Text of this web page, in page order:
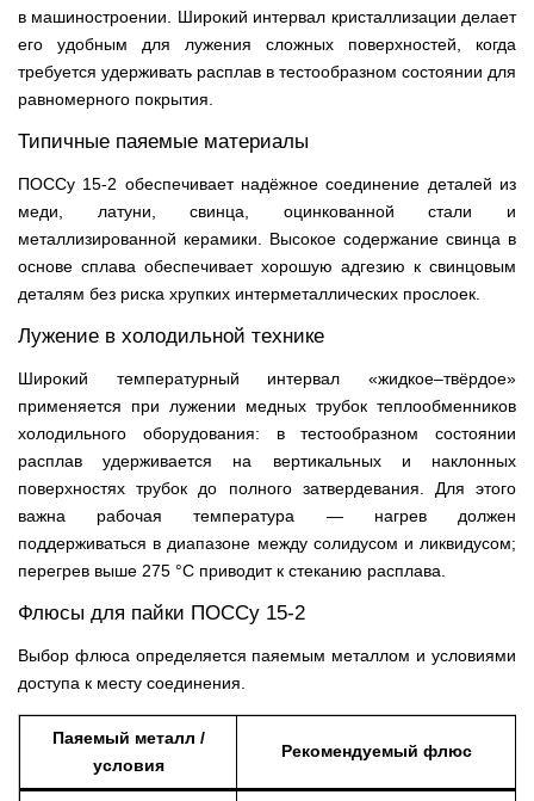
в машиностроении. Широкий интервал кристаллизации делает
его удобным для лужения сложных поверхностей, когда
требуется удерживать расплав в тестообразном состоянии для
равномерного покрытия.
Типичные паяемые материалы
ПОССу 15-2 обеспечивает надёжное соединение деталей из
меди, латуни, свинца, оцинкованной стали и
металлизированной керамики. Высокое содержание свинца в
основе сплава обеспечивает хорошую адгезию к свинцовым
деталям без риска хрупких интерметаллических прослоек.
Лужение в холодильной технике
Широкий температурный интервал «жидкое–твёрдое»
применяется при лужении медных трубок теплообменников
холодильного оборудования: в тестообразном состоянии
расплав удерживается на вертикальных и наклонных
поверхностях трубок до полного затвердевания. Для этого
важна рабочая температура — нагрев должен
поддерживаться в диапазоне между солидусом и ликвидусом;
перегрев выше 275 °С приводит к стеканию расплава.
Флюсы для пайки ПОССу 15-2
Выбор флюса определяется паяемым металлом и условиями
доступа к месту соединения.
Паяемый металл /
условия
Рекомендуемый флюс